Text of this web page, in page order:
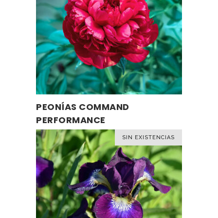
LEER MÁS
PEONÍAS COMMAND
PERFORMANCE
SIN EXISTENCIAS